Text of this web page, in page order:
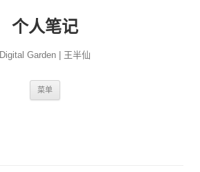
个人笔记
Digital Garden | 王半仙
菜单